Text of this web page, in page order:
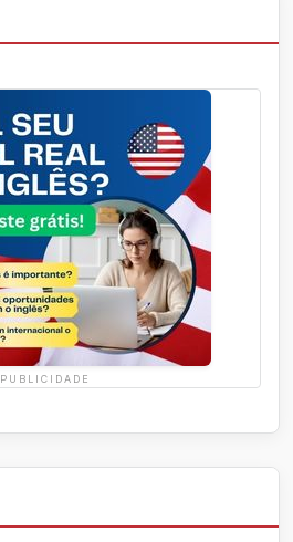
PUBLICIDADE